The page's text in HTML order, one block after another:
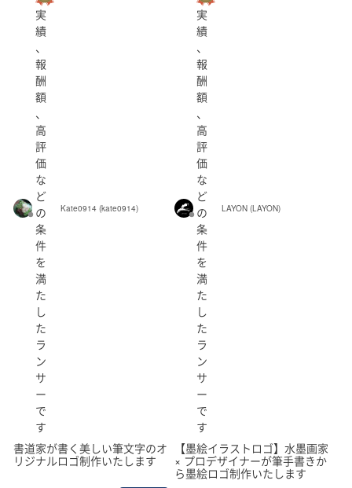
和歌山県
鳥取県
徳島県
福岡県
宮崎県 鹿児島県 沖縄県 日本国外
実
績
、
報
酬
額
、
高
評
価
な
ど
の
条
件
を
満
た
し
た
ラ
ン
サ
ー
で
す
Kate0914 (kate0914)
書道家が書く美しい筆文字のオ
リジナルロゴ制作いたします
実
績
、
報
酬
額
、
高
評
価
な
ど
の
条
件
を
満
た
し
た
ラ
ン
サ
ー
で
す
LAYON (LAYON)
【墨絵イラストロゴ】水墨画家
× プロデザイナーが筆手書きか
ら墨絵ロゴ制作いたします